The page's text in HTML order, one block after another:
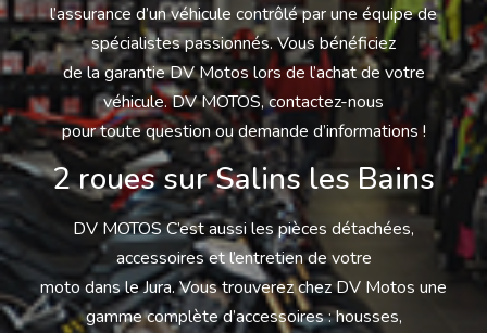
l’assurance d’un véhicule contrôlé par une équipe de
spécialistes passionnés. Vous bénéficiez
de la garantie DV Motos lors de l’achat de votre
véhicule. DV MOTOS, contactez-nous
pour toute question ou demande d’informations !
2 roues sur Salins les Bains
DV MOTOS C’est aussi les pièces détachées,
accessoires et l’entretien de votre
moto dans le Jura. Vous trouverez chez DV Motos une
gamme complète d’accessoires : housses,